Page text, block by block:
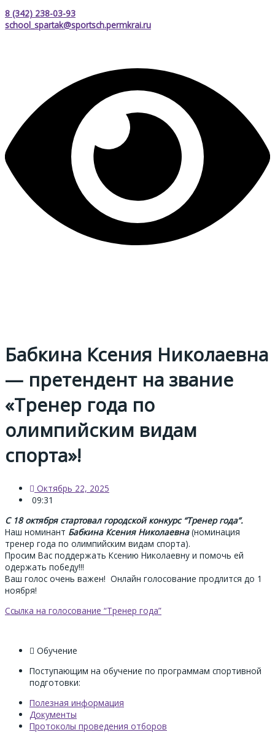
8 (342) 238-03-93
school_spartak@sportsch.permkrai.ru
Бабкина Ксения Николаевна
— претендент на звание
«Тренер года по
олимпийским видам
спорта»!
Октябрь 22, 2025
09:31
С 18 октября стартовал городской конкурс “Тренер года”.
Наш номинант Бабкина Ксения Николаевна(номинация
тренер года по олимпийским видам спорта).
Просим Вас поддержать Ксению Николаевну и помочь ей
одержать победу!!!
Ваш голос очень важен! Онлайн голосование продлится до 1
ноября!
Ссылка на голосование “Тренер года”
Обучение
Поступающим на обучение по программам спортивной
подготовки:
Полезная информация
Документы
Протоколы проведения отборов